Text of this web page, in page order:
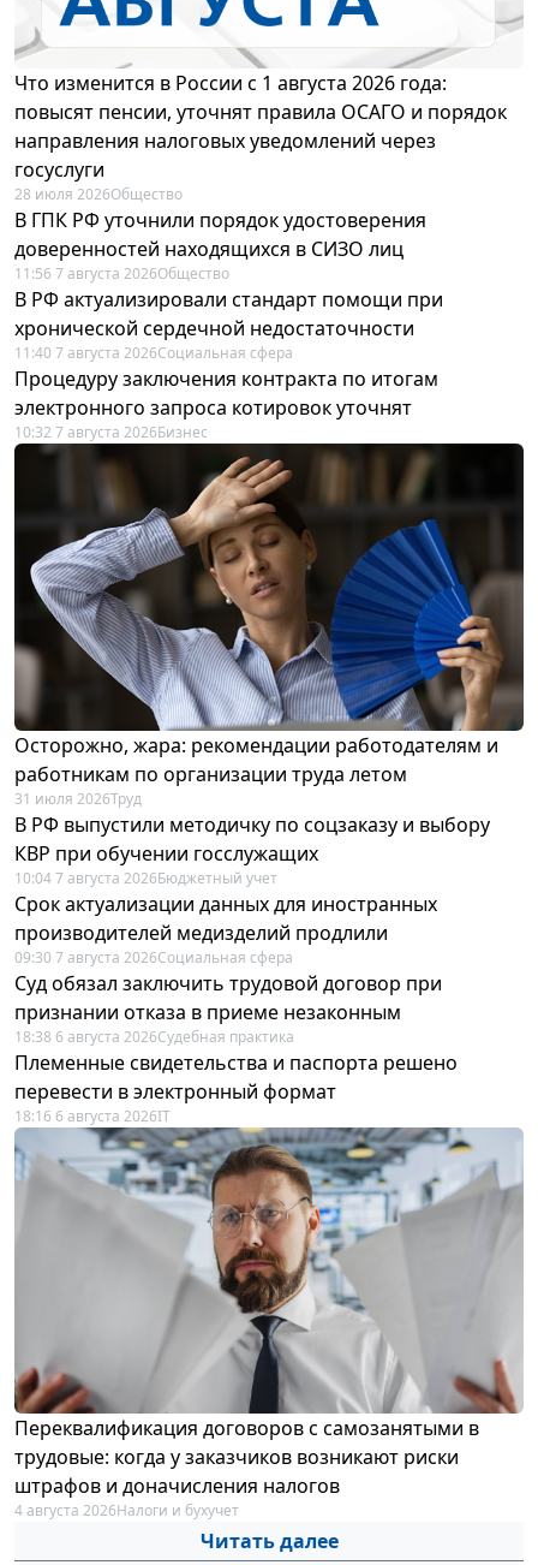
Что изменится в России с 1 августа 2026 года:
повысят пенсии, уточнят правила ОСАГО и порядок
направления налоговых уведомлений через
госуслуги
28 июля 2026Общество
В ГПК РФ уточнили порядок удостоверения
доверенностей находящихся в СИЗО лиц
11:56 7 августа 2026Общество
В РФ актуализировали стандарт помощи при
хронической сердечной недостаточности
11:40 7 августа 2026Социальная сфера
Процедуру заключения контракта по итогам
электронного запроса котировок уточнят
10:32 7 августа 2026Бизнес
Осторожно, жара: рекомендации работодателям и
работникам по организации труда летом
31 июля 2026Труд
В РФ выпустили методичку по соцзаказу и выбору
КВР при обучении госслужащих
10:04 7 августа 2026Бюджетный учет
Срок актуализации данных для иностранных
производителей медизделий продлили
09:30 7 августа 2026Социальная сфера
Суд обязал заключить трудовой договор при
признании отказа в приеме незаконным
18:38 6 августа 2026Судебная практика
Племенные свидетельства и паспорта решено
перевести в электронный формат
18:16 6 августа 2026IT
Переквалификация договоров с самозанятыми в
трудовые: когда у заказчиков возникают риски
штрафов и доначисления налогов
4 августа 2026Налоги и бухучет
Читать далее